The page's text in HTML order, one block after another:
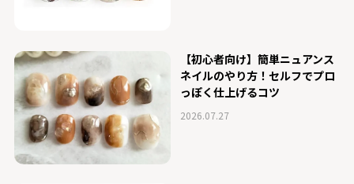
【初心者向け】簡単ニュアンス
ネイルのやり方！セルフでプロ
っぽく仕上げるコツ
2026.07.27